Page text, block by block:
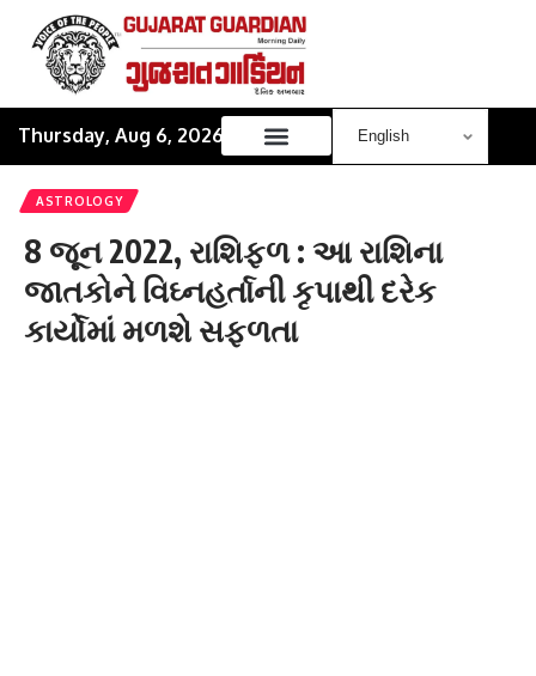
Thursday, Aug 6, 2026
ASTROLOGY
8 જૂન 2022, રાશિફળ : આ રાશિના
જાતકોને વિઘ્નહર્તાની કૃપાથી દરેક
કાર્યોમાં મળશે સફળતા